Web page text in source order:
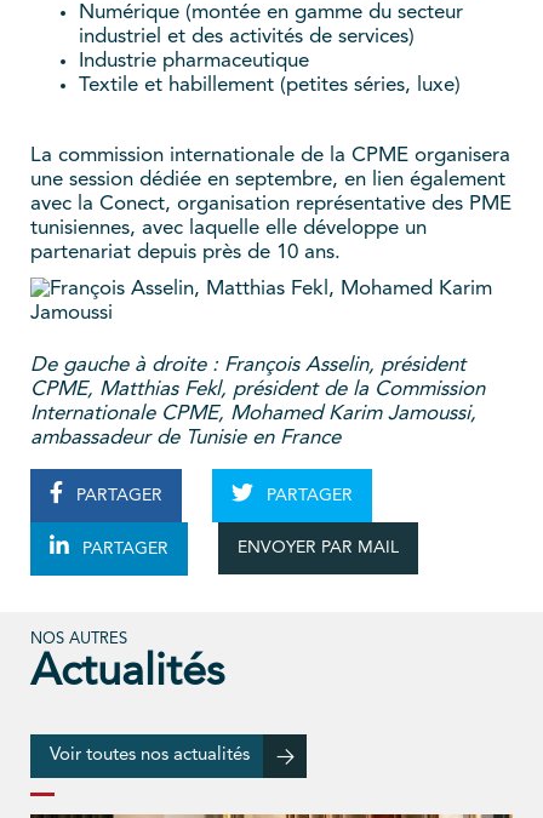
Numérique (montée en gamme du secteur
industriel et des activités de services)
Industrie pharmaceutique
Textile et habillement (petites séries, luxe)
La commission internationale de la CPME organisera
une session dédiée en septembre, en lien également
avec la Conect, organisation représentative des PME
tunisiennes, avec laquelle elle développe un
partenariat depuis près de 10 ans.
De gauche à droite : François Asselin, président
CPME, Matthias Fekl, président de la Commission
Internationale CPME, Mohamed Karim Jamoussi,
ambassadeur de Tunisie en France
PARTAGER PARTAGER
PARTAGER ENVOYER PAR MAIL
NOS AUTRES
Actualités
Voir toutes nos actualités